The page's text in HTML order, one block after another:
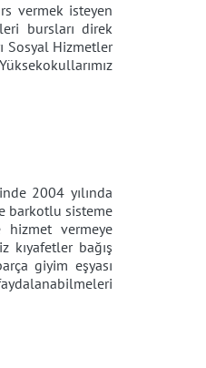
vermek isteyen
bursları direk
Sosyal Hizmetler
2004 yılında
barkotlu sisteme
hizmet vermeye
kıyafetler bağış
giyim eşyası